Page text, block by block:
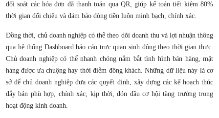
đối soát các hóa đơn đã thanh toán qua QR, giúp kế toán tiết kiệm 80%
thời gian đối chiếu và đảm bảo dòng tiền luôn minh bạch, chính xác.
Đồng thời, chủ doanh nghiệp có thể theo dõi doanh thu và lợi nhuận thông
qua hệ thống Dashboard báo cáo trực quan sinh động theo thời gian thực.
Chủ doanh nghiệp có thể nhanh chóng nắm bắt tình hình bán hàng, mặt
hàng được ưa chuộng hay thời điểm đông khách. Những dữ liệu này là cơ
sở để chủ doanh nghiệp đưa các quyết định, xây dựng các kế hoạch thúc
đẩy bán phù hợp, chính xác, kịp thời, đón đầu cơ hội tăng trưởng trong
hoạt động kinh doanh.